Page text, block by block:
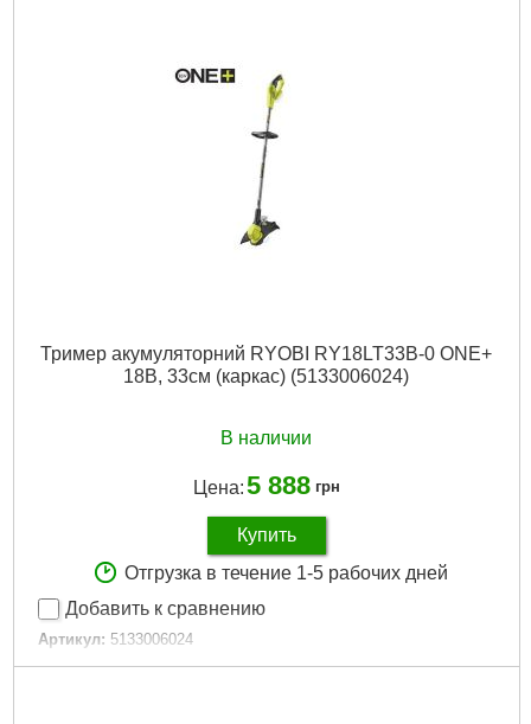
Тример акумуляторний RYOBI RY18LT33B-0 ONE+
18В, 33см (каркас) (5133006024)
В наличии
Цена:5 888 грн
Купить
Отгрузка в течение 1-5 рабочих дней
Добавить к сравнению
Артикул: 5133006024
Код товара: 30.60.14